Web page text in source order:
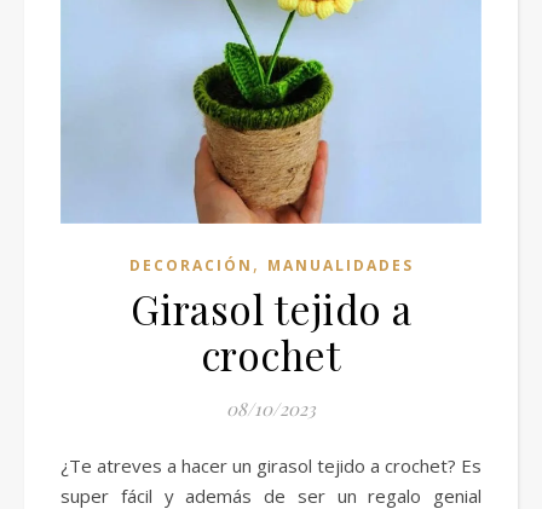
DECORACIÓN , MANUALIDADES
Girasol tejido a
crochet
08/10/2023
¿Te atreves a hacer un girasol tejido a crochet? Es
super fácil y además de ser un regalo genial